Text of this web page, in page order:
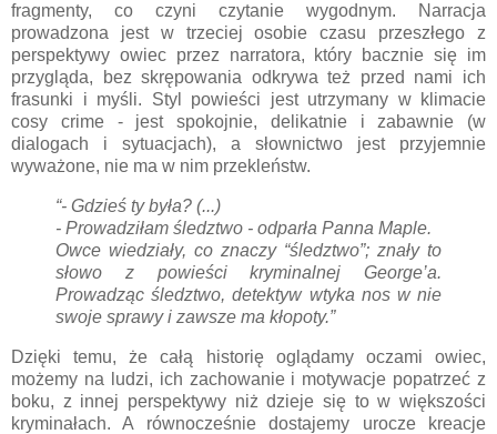
fragmenty, co czyni czytanie wygodnym. Narracja
prowadzona jest w trzeciej osobie czasu przeszłego z
perspektywy owiec przez narratora, który bacznie się im
przygląda, bez skrępowania odkrywa też przed nami ich
frasunki i myśli. Styl powieści jest utrzymany w klimacie
cosy crime - jest spokojnie, delikatnie i zabawnie (w
dialogach i sytuacjach), a słownictwo jest przyjemnie
wyważone, nie ma w nim przekleństw.
“- Gdzieś ty była? (...)
- Prowadziłam śledztwo - odparła Panna Maple.
Owce wiedziały, co znaczy “śledztwo”; znały to
słowo z powieści kryminalnej George’a.
Prowadząc śledztwo, detektyw wtyka nos w nie
swoje sprawy i zawsze ma kłopoty.”
Dzięki temu, że całą historię oglądamy oczami owiec,
możemy na ludzi, ich zachowanie i motywacje popatrzeć z
boku, z innej perspektywy niż dzieje się to w większości
kryminałach. A równocześnie dostajemy urocze kreacje